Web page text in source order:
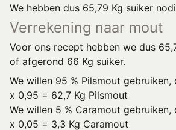
We hebben dus 65,79 Kg suiker
Verrekening naar mout
Voor ons recept hebben we dus
of afgerond 66 Kg suiker.
We willen 95 % Pilsmout gebruiken,
x 0,95 = 62,7 Kg Pilsmout
We willen 5 % Caramout gebruiken,
x 0,05 = 3,3 Kg Caramout